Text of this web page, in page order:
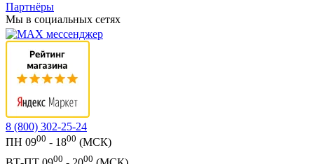
Партнёры
Мы в социальных сетях
8 (800) 302-25-24
ПН 0900 - 1800 (МСК)
00 00